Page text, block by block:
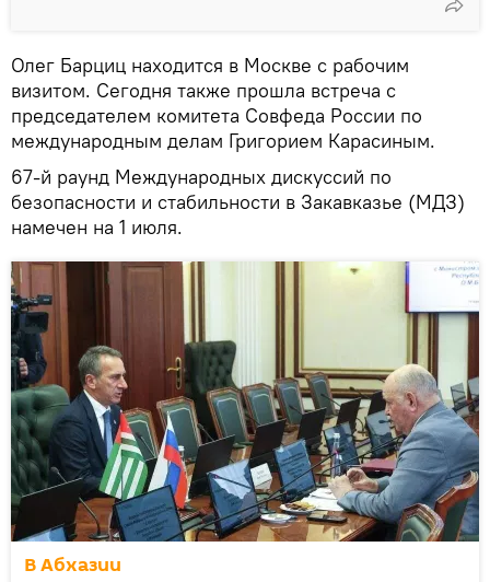
Олег Барциц находится в Москве с рабочим
визитом. Сегодня также прошла встреча с
председателем комитета Совфеда России по
международным делам Григорием Карасиным.
67-й раунд Международных дискуссий по
безопасности и стабильности в Закавказье (МДЗ)
намечен на 1 июля.
В Абхазии